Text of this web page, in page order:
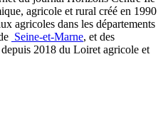
agricole et rural créé en 1990
agricoles dans les départements
Seine-et-Marne, et des
2018 du Loiret agricole et